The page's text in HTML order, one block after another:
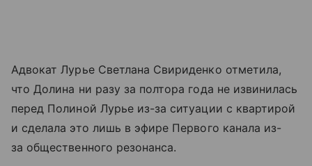
Адвокат Лурье Светлана Свириденко отметила,
что Долина ни разу за полтора года не извинилась
перед Полиной Лурье из-за ситуации с квартирой
и сделала это лишь в эфире Первого канала из-
за общественного резонанса.